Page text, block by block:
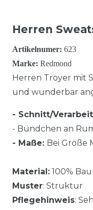
Herren
Artikelnumer: 623
Marke: Redmond
Herren Troyer mit
und wunderbar
- Schnitt/
- Bündchen an
- Maße: Bei Größe
Material: 100%
Muster: Struktur
Pflegehinweis: